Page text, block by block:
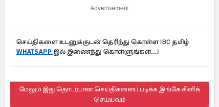
Advertisement
செய்திகளை உடனுக்குடன் தெரிந்து கொள்ள IBC தமிழ்
WHATSAPP இல் இணைந்து கொள்ளுங்கள்...!
மேலும் இது தொடர்பான செய்திகளைப் படிக்க இங்கே கிளிக்
செய்யவும்